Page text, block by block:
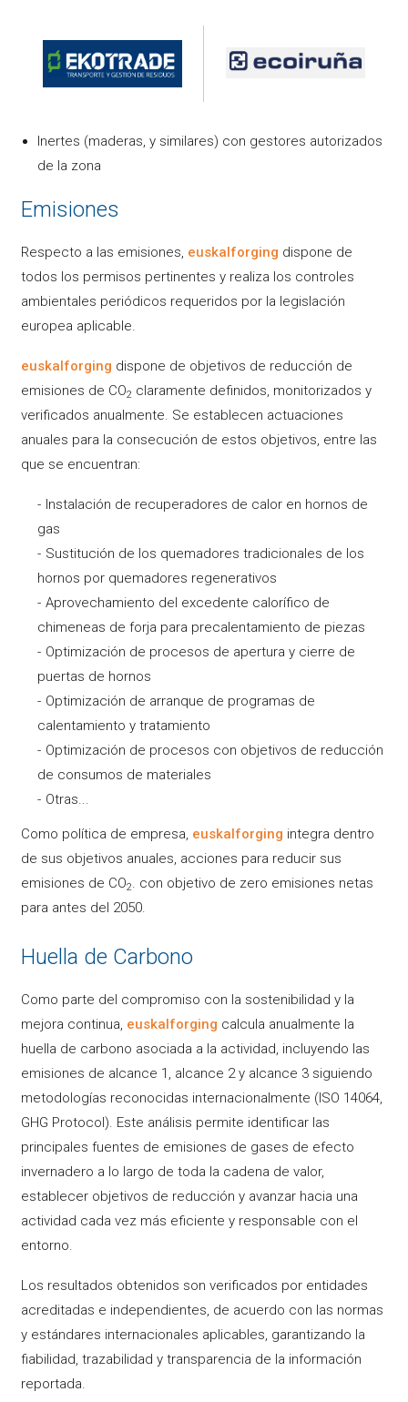
Inertes (maderas, y similares) con gestores autorizados
de la zona
Emisiones
Respecto a las emisiones, euskalforging dispone de
todos los permisos pertinentes y realiza los controles
ambientales periódicos requeridos por la legislación
europea aplicable.
euskalforging dispone de objetivos de reducción de
emisiones de CO2 claramente definidos, monitorizados y
verificados anualmente. Se establecen actuaciones
anuales para la consecución de estos objetivos, entre las
que se encuentran:
Instalación de recuperadores de calor en hornos de
gas
Sustitución de los quemadores tradicionales de los
hornos por quemadores regenerativos
Aprovechamiento del excedente calorífico de
chimeneas de forja para precalentamiento de piezas
Optimización de procesos de apertura y cierre de
puertas de hornos
Optimización de arranque de programas de
calentamiento y tratamiento
Optimización de procesos con objetivos de reducción
de consumos de materiales
Otras...
Como política de empresa, euskalforging integra dentro
de sus objetivos anuales, acciones para reducir sus
emisiones de CO2. con objetivo de zero emisiones netas
para antes del 2050.
Huella de Carbono
Como parte del compromiso con la sostenibilidad y la
mejora continua, euskalforging calcula anualmente la
huella de carbono asociada a la actividad, incluyendo las
emisiones de alcance 1, alcance 2 y alcance 3 siguiendo
metodologías reconocidas internacionalmente (ISO 14064,
GHG Protocol). Este análisis permite identificar las
principales fuentes de emisiones de gases de efecto
invernadero a lo largo de toda la cadena de valor,
establecer objetivos de reducción y avanzar hacia una
actividad cada vez más eficiente y responsable con el
entorno.
Los resultados obtenidos son verificados por entidades
acreditadas e independientes, de acuerdo con las normas
y estándares internacionales aplicables, garantizando la
fiabilidad, trazabilidad y transparencia de la información
reportada.